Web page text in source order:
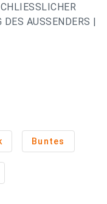
AUSSENDERS |
Buntes